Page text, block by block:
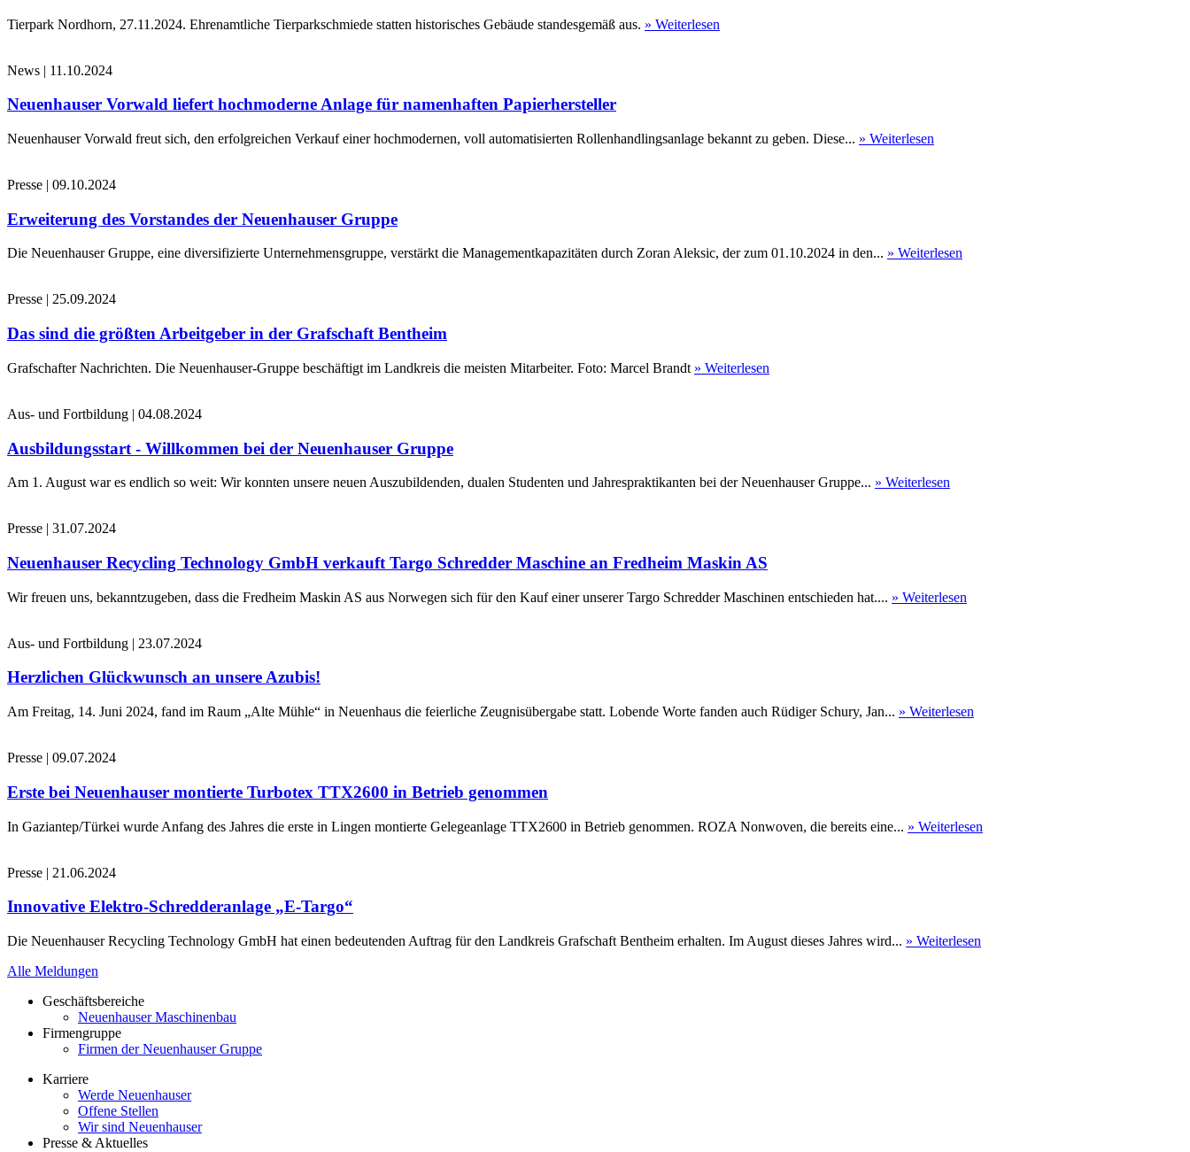
Tierpark Nordhorn, 27.11.2024. Ehrenamtliche Tierparkschmiede statten historisches Gebäude standesgemäß aus. » Weiterlesen
News | 11.10.2024
Neuenhauser Vorwald liefert hochmoderne Anlage für namenhaften Papierhersteller
Neuenhauser Vorwald freut sich, den erfolgreichen Verkauf einer hochmodernen, voll automatisierten Rollenhandlingsanlage bekannt zu geben. Diese... » Weiterlesen
Presse | 09.10.2024
Erweiterung des Vorstandes der Neuenhauser Gruppe
Die Neuenhauser Gruppe, eine diversifizierte Unternehmensgruppe, verstärkt die Managementkapazitäten durch Zoran Aleksic, der zum 01.10.2024 in den... » Weiterlesen
Presse | 25.09.2024
Das sind die größten Arbeitgeber in der Grafschaft Bentheim
Grafschafter Nachrichten. Die Neuenhauser-Gruppe beschäftigt im Landkreis die meisten Mitarbeiter. Foto: Marcel Brandt » Weiterlesen
Aus- und Fortbildung | 04.08.2024
Ausbildungsstart - Willkommen bei der Neuenhauser Gruppe
Am 1. August war es endlich so weit: Wir konnten unsere neuen Auszubildenden, dualen Studenten und Jahrespraktikanten bei der Neuenhauser Gruppe... » Weiterlesen
Presse | 31.07.2024
Neuenhauser Recycling Technology GmbH verkauft Targo Schredder Maschine an Fredheim Maskin AS
Wir freuen uns, bekanntzugeben, dass die Fredheim Maskin AS aus Norwegen sich für den Kauf einer unserer Targo Schredder Maschinen entschieden hat.... » Weiterlesen
Aus- und Fortbildung | 23.07.2024
Herzlichen Glückwunsch an unsere Azubis!
Am Freitag, 14. Juni 2024, fand im Raum „Alte Mühle“ in Neuenhaus die feierliche Zeugnisübergabe statt. Lobende Worte fanden auch Rüdiger Schury, Jan... » Weiterlesen
Presse | 09.07.2024
Erste bei Neuenhauser montierte Turbotex TTX2600 in Betrieb genommen
In Gaziantep/Türkei wurde Anfang des Jahres die erste in Lingen montierte Gelegeanlage TTX2600 in Betrieb genommen. ROZA Nonwoven, die bereits eine... » Weiterlesen
Presse | 21.06.2024
Innovative Elektro-Schredderanlage „E-Targo“
Die Neuenhauser Recycling Technology GmbH hat einen bedeutenden Auftrag für den Landkreis Grafschaft Bentheim erhalten. Im August dieses Jahres wird... » Weiterlesen
Alle Meldungen
Geschäftsbereiche
Neuenhauser Maschinenbau
Firmengruppe
Firmen der Neuenhauser Gruppe
Karriere
Werde Neuenhauser
Offene Stellen
Wir sind Neuenhauser
Presse & Aktuelles